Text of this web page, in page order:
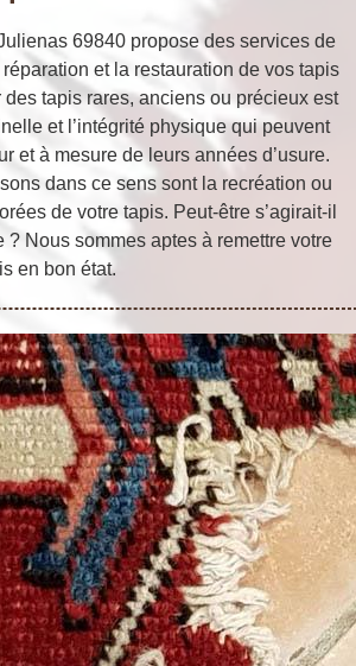
69840 propose des services de
et la restauration de vos tapis
tapis rares, anciens ou précieux est
et l’intégrité physique qui peuvent
et à mesure de leurs années d’usure.
dans ce sens sont la recréation ou
de votre tapis. Peut-être s’agirait-il
Nous sommes aptes à remettre votre
en bon état.